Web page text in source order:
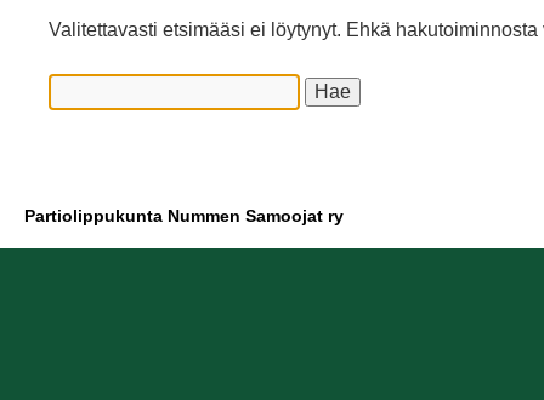
Valitettavasti etsimääsi ei löytynyt. Ehkä
Partiolippukunta Nummen Samoojat ry